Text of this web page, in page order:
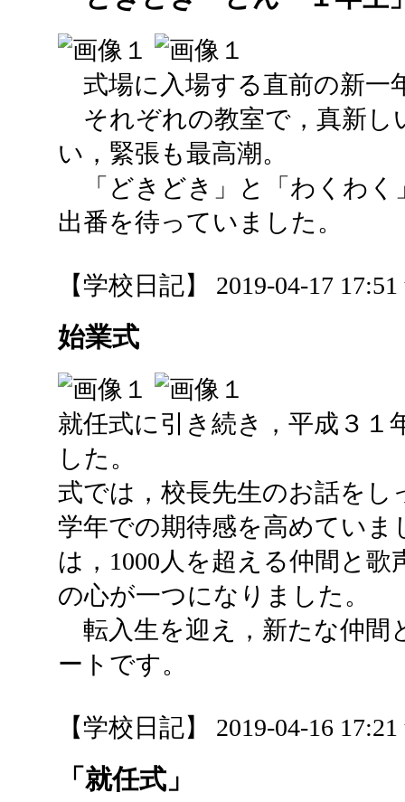
式場に入場する直前の新一
それぞれの教室で，真新し
い，緊張も最高潮。
「どきどき」と「わくわく
出番を待っていました。
【学校日記】 2019-04-17 17:51
始業式
就任式に引き続き，平成３１
した。
式では，校長先生のお話を
学年での期待感を高めていま
は，1000人を超える仲間と
の心が一つになりました。
転入生を迎え，新たな仲間
ートです。
【学校日記】 2019-04-16 17:21
「就任式」